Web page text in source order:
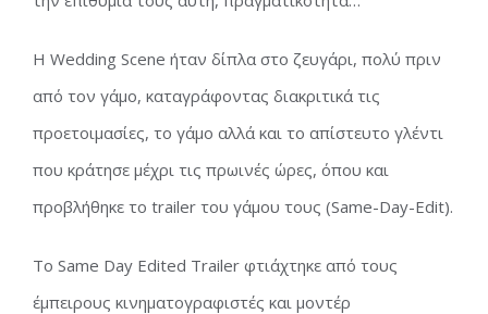
Η Wedding Scene ήταν δίπλα στο ζευγάρι, πολύ πριν
από τον γάμο, καταγράφοντας διακριτικά τις
προετοιμασίες, το γάμο αλλά και το απίστευτο γλέντι
που κράτησε μέχρι τις πρωινές ώρες, όπου και
προβλήθηκε το trailer του γάμου τους (Same-Day-Edit).
Το Same Day Edited Trailer φτιάχτηκε από τους
έμπειρους κινηματογραφιστές και μοντέρ